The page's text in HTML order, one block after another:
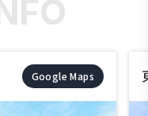
東岡山店